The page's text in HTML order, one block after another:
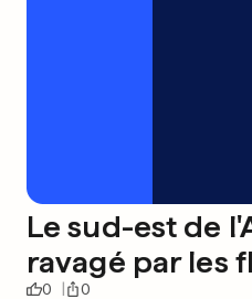
Le sud-est de
ravagé par les
0 0